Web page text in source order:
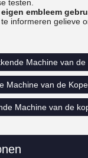
testen.
embleem
informeren gelieve
Machine van de
Machine van de
Machine van de